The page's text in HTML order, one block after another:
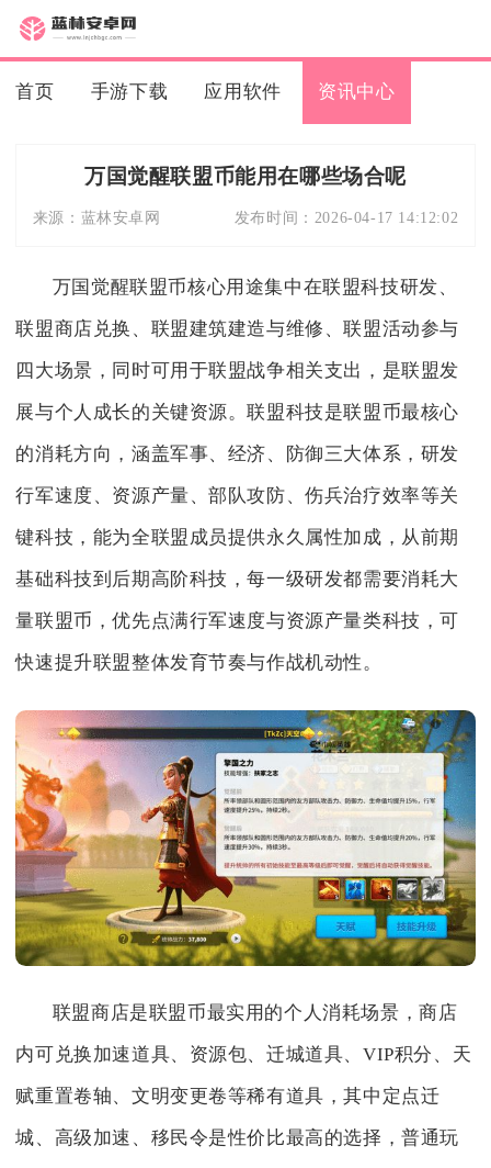
首页 手游下载 应用软件 资讯中心
万国觉醒联盟币能用在哪些场合呢
来源： 蓝林安卓网 发布时间： 2026-04-17 14:12:02
万国觉醒联盟币核心用途集中在联盟科技研发、
联盟商店兑换、联盟建筑建造与维修、联盟活动参与
四大场景，同时可用于联盟战争相关支出，是联盟发
展与个人成长的关键资源。联盟科技是联盟币最核心
的消耗方向，涵盖军事、经济、防御三大体系，研发
行军速度、资源产量、部队攻防、伤兵治疗效率等关
键科技，能为全联盟成员提供永久属性加成，从前期
基础科技到后期高阶科技，每一级研发都需要消耗大
量联盟币，优先点满行军速度与资源产量类科技，可
快速提升联盟整体发育节奏与作战机动性。
联盟商店是联盟币最实用的个人消耗场景，商店
内可兑换加速道具、资源包、迁城道具、VIP积分、天
赋重置卷轴、文明变更卷等稀有道具，其中定点迁
城、高级加速、移民令是性价比最高的选择，普通玩